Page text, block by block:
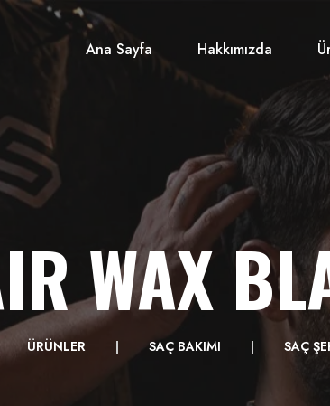
Ana Sayfa Hakkımızda
WAX
ÜRÜNLER SAÇ BAKIMI SAÇ